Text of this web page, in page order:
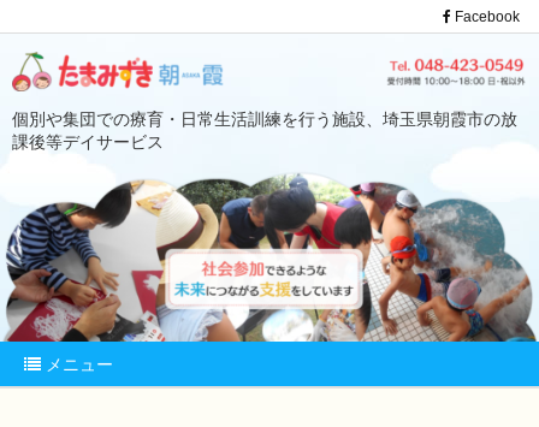
個別や集団での療育・日常生活訓練を行う施設、埼玉県朝霞市の放
課後等デイサービス
メニュー
Facebook